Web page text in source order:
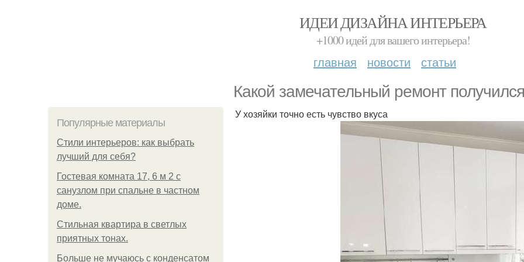
ИДЕИ ДИЗАЙНА ИНТЕРЬЕРА
+1000 идей для вашего интерьера!
главная новости статьи
Какой замечательный ремонт
Популярные материалы
Стили интерьеров: как выбрать
лучший для себя?
Гостевая комната 17, 6 м 2 с
санузлом при спальне в частном
доме.
Стильная квартира в светлых
приятных тонах.
Больше не мучаюсь с конденсатом
У хозяйки точно есть чувство вкуса